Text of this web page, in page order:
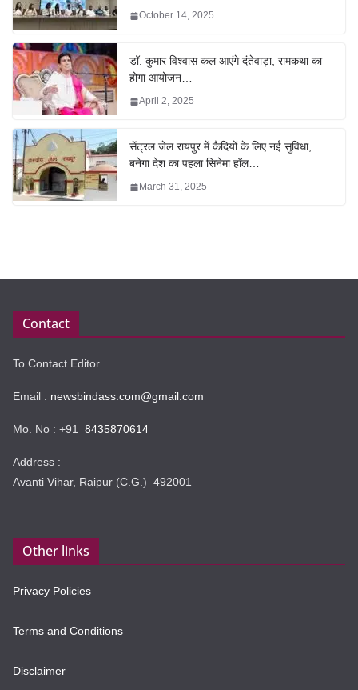
October 14, 2025
डॉ. कुमार विश्वास कल आएंगे दंतेवाड़ा, रामकथा का
होगा आयोजन…
April 2, 2025
सेंट्रल जेल रायपुर में कैदियों के लिए नई सुविधा,
बनेगा देश का पहला सिनेमा हॉल…
March 31, 2025
Contact
To Contact Editor
Email : newsbindass.com@gmail.com
Mo. No : +91 8435870614
Address :
Avanti Vihar, Raipur (C.G.) 492001
Other links
Privacy Policies
Terms and Conditions
Disclaimer